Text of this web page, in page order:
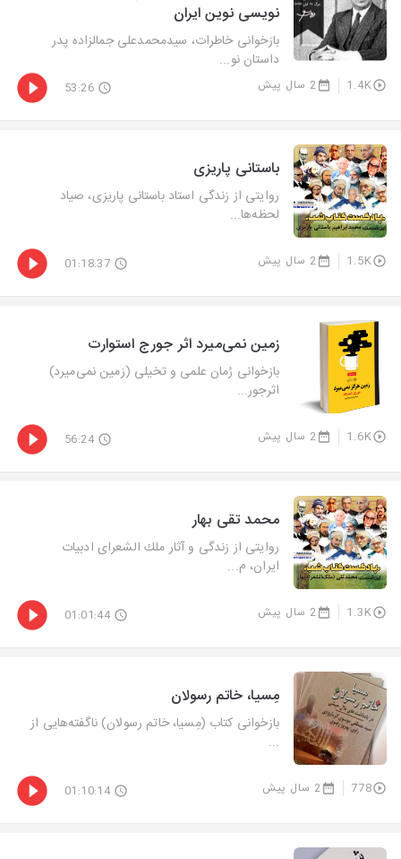
نویسی نوین ایران
بازخوانی خاطرات، سیدمحمدعلی جمالزاده پدر
داستان نو...
1.4K 2 سال پیش 53:26
باستانی پاریزی
روایتی از زندگی استاد باستانی پاریزی، صیاد
لحظه‌ها...
1.5K 2 سال پیش 01:18:37
زمین نمی‌میرد اثر جورج استوارت
بازخوانی رُمان علمی و تخیلی (زمین نمی‌میرد)
اثرجور...
1.6K 2 سال پیش 56:24
محمد تقی بهار
روایتی از زندگی و آثار ملك الشعرای ادبیات
ایران، م...
1.3K 2 سال پیش 01:01:44
مِسیا، خاتم رسولان
بازخوانی كتاب (مِسیا، خاتم رسولان) ناگفته‌هایی از
...
778 2 سال پیش 01:10:14